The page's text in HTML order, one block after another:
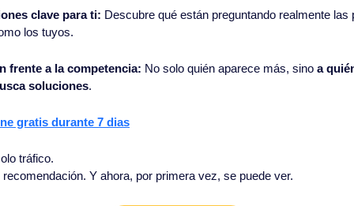
clave para ti: Descubre qué están preguntando realmente las
los tuyos.
frente a la competencia: No solo quién aparece más, sino a
soluciones.
gratis durante 7 dias
tráfico.
Y ahora, por primera vez, se puede ver.